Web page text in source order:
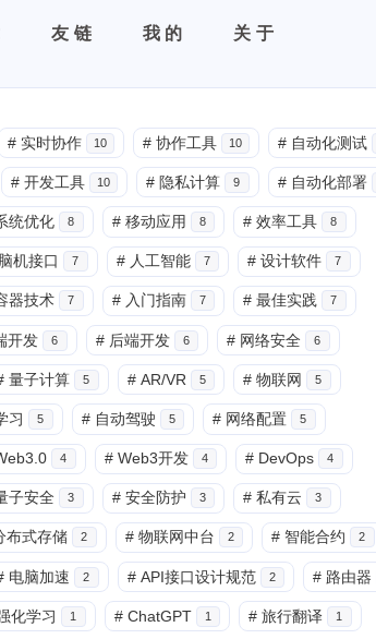
友链 我的 关于
# 实时协作 10 # 协作工具 10 # 自动化测试
# 开发工具 10 # 隐私计算 9 # 自动化部署
统优化 8 # 移动应用 8 # 效率工具 8
脑机接口 7 # 人工智能 7 # 设计软件 7
器技术 7 # 入门指南 7 # 最佳实践 7
开发 6 # 后端开发 6 # 网络安全 6
量子计算 5 # AR/VR 5 # 物联网 5
习 5 # 自动驾驶 5 # 网络配置 5
4 # Web3开发 4 # DevOps 4
子安全 3 # 安全防护 3 # 私有云 3
布式存储 2 # 物联网中台 2 # 智能合约 2
电脑加速 2 # API接口设计规范 2 # 路由器
化学习 1 # ChatGPT 1 # 旅行翻译 1